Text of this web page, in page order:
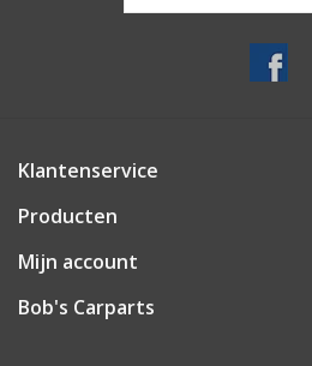
Handgereedschap
Serenco
Competition tools
Klantenservice
Producten
Mijn account
Bob's Carparts